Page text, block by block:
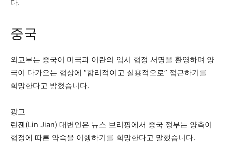
다.
중국
외교부는 중국이 미국과 이란의 임시 협정 서명을 환영하며 양
국이 다가오는 협상에 “합리적이고 실용적으로” 접근하기를
희망한다고 밝혔습니다. ⁠
광고
린젠(Lin Jian) ​​대변인은 뉴스 브리핑에서 중국 정부는 양측이
협정에 따른 약속을 이행하기를 희망한다고 말했습니다.